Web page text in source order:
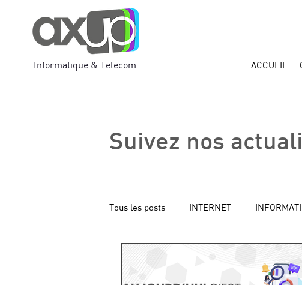
Informatique & Telecom ACCUEIL
Suivez nos
Tous les posts INTERNET